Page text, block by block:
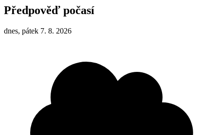
Předpověď počasí
dnes, pátek 7. 8. 2026